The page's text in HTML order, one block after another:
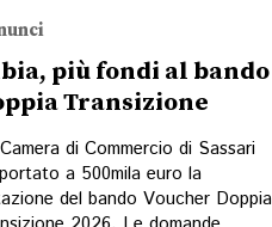
più fondi al bando
Transizione
di Commercio di Sassari
a 500mila euro la
del bando Voucher Doppia